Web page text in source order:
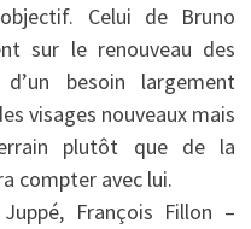
Celui de Bruno
sur le renouveau des
besoin largement
visages nouveaux mais
plutôt que de la
compter avec lui.
François Fillon –